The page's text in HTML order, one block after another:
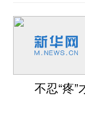
不忍“疼